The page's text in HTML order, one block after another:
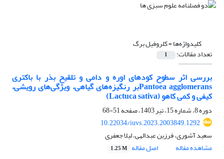
کلیدواژه‌ها =کلروفیل برگ
تعداد مقالات: 1
بررسی اثر سطوح کودهای اوره و دامی و تلقیح بذر با باکتری
Pantoea agglomeransبر رنگیزه‌های گیاهی، ویژگی‌های رویشی،
کیفی و کمی کاهو (Lactuca sativa)
دوره 8، شماره 15، تیر 1403، صفحه
51-68
10.22034/iuvs.2023.2003849.1292
سعید آشوری، فرزین عبدالهی، لیلا جعفری
مشاهده مقاله
اصل مقاله 1.25 M